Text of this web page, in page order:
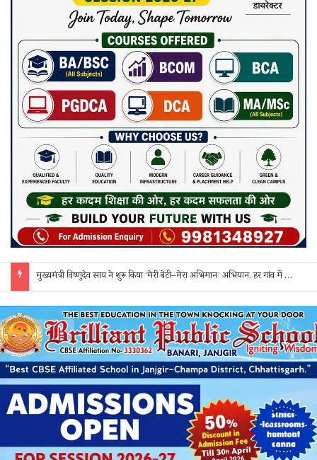
मुख्यमंत्री विष्णुदेव साय ने शुरू किया ‘मेरी बेटी–मेरा अभिमान’ अभियान, हर गांव में मुक्तिधाम और हर स्कूल में बालिका शौचालय